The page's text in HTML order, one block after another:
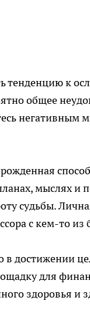
тенденцию к
общее
негативным
мыслях
судьбы.
с кем-то
в достижении
для
здоровья и